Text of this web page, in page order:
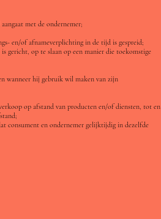
met de ondernemer;
en/of afnameverplichting in de tijd is gespreid;
gericht, op te slaan op een manier die toekomstige
wanneer hij gebruik wil maken van zijn
op afstand van producten en/of diensten, tot en
consument en ondernemer gelijktijdig in dezelfde